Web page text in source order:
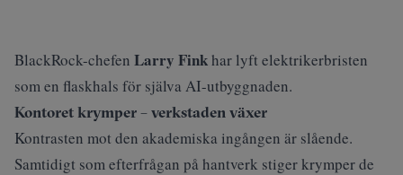
BlackRock-chefen Larry Finkhar lyft elektrikerbristen
som en flaskhals för själva AI-utbyggnaden.
Kontoret krymper – verkstaden växer
Kontrasten mot den akademiska ingången är slående.
Samtidigt som efterfrågan på hantverk stiger krymper de